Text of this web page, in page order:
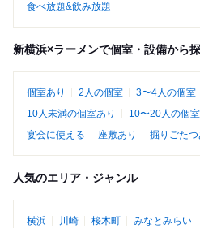
食べ放題&飲み放題
新横浜×ラーメンで個室・設備から
個室あり 2人の個室 3〜4人の個室
10人未満の個室あり
10〜20人の個室
宴会に使える
座敷あり 掘りごたつ
人気のエリア・ジャンル
横浜 川崎 桜木町 みなとみらい